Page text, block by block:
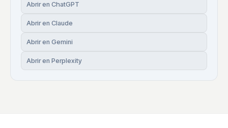
Abrir en ChatGPT
Abrir en Claude
Abrir en Gemini
Abrir en Perplexity